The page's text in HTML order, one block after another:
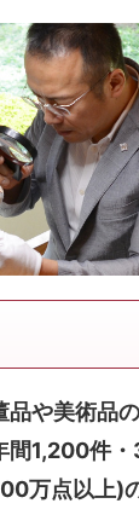
品や美術品
間1,200件
万点以上)